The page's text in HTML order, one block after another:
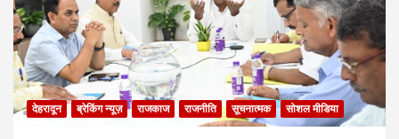
देहरादून ब्रेकिंग न्यूज़ राजकाज राजनीति सूचनात्मक सोशल मीडिया